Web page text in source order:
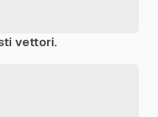
vettori.